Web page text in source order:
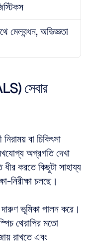
মেলবন্ধন, অভিজ্ঞতা
সেবার
বা চিকিৎসা
অগ্রগতি দেখা
করতে কিছুটা সাহায্য
নিরীক্ষা চলছে।
দারুণ ভূমিকা পালন করে।
থেরাপির মতো
রাখতে এবং